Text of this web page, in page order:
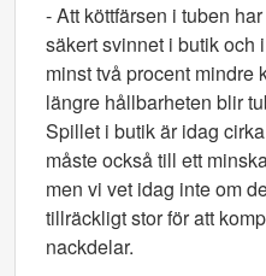
- Att köttfärsen i tuben
säkert svinnet i butik och
minst två procent mindre
längre hållbarheten blir
Spillet i butik är idag
måste också till ett
men vi vet idag inte om
tillräckligt stor för att
nackdelar.